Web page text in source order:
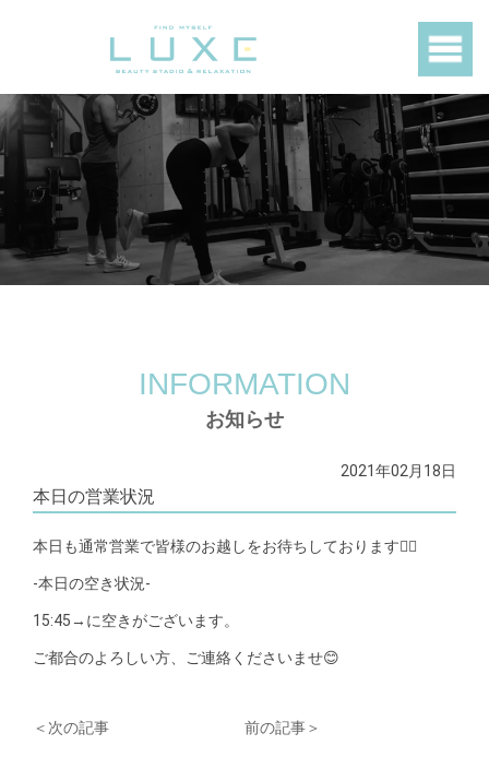
INFORMATION
お知らせ
本日の営業状況
2021年02月18日
本日も通常営業で皆様のお越しをお待ちしております🙇‍♂️
-本日の空き状況-
15:45→に空きがございます。
ご都合のよろしい方、ご連絡くださいませ😊
＜次の記事 前の記事＞